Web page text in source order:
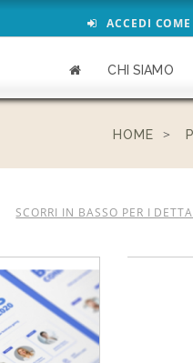
ACCEDI
CHI SIAMO
HOME
SCORRI IN BASSO PER I